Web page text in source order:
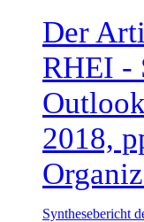
Der
RHEI -
2018,
Synthesebericht